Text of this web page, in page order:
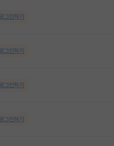
로그인하기
로그인하기
로그인하기
로그인하기